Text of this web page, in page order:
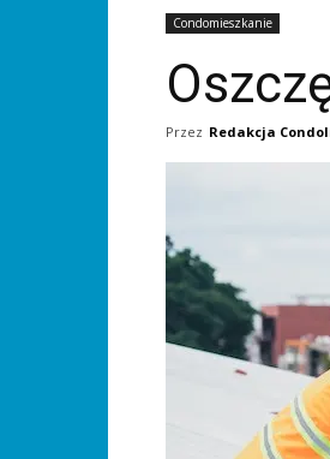
Condomieszkanie
Przez Redakcja